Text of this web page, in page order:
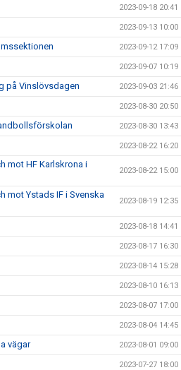
2023-09-18 20:41
2023-09-13 10:00
2023-09-12 17:09
2023-09-07 10:19
på Vinslövsdagen 2023-09-03 21:46
2023-08-30 20:50
2023-08-30 13:43
2023-08-22 16:20
mot HF Karlskrona i
2023-08-22 15:00
mot Ystads IF i Svenska
2023-08-19 12:35
2023-08-18 14:41
2023-08-17 16:30
2023-08-14 15:28
2023-08-10 16:13
2023-08-07 17:00
2023-08-04 14:45
vägar 2023-08-01 09:00
2023-07-27 18:00